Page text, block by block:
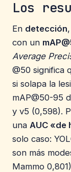
Los
En detección
con un
Average
@50 significa
si solapa la
mAP@50-95
y v5 (0,598).
una AUC «de
solo caso:
son más
Mammo